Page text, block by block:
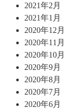
2021年2月
2021年1月
2020年12月
2020年11月
2020年10月
2020年9月
2020年8月
2020年7月
2020年6月